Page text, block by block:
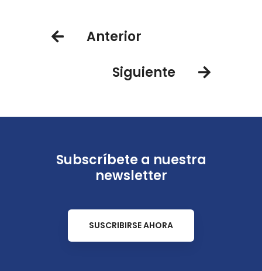
Anterior
Siguiente
Subscríbete a nuestra
newsletter
SUSCRIBIRSE AHORA